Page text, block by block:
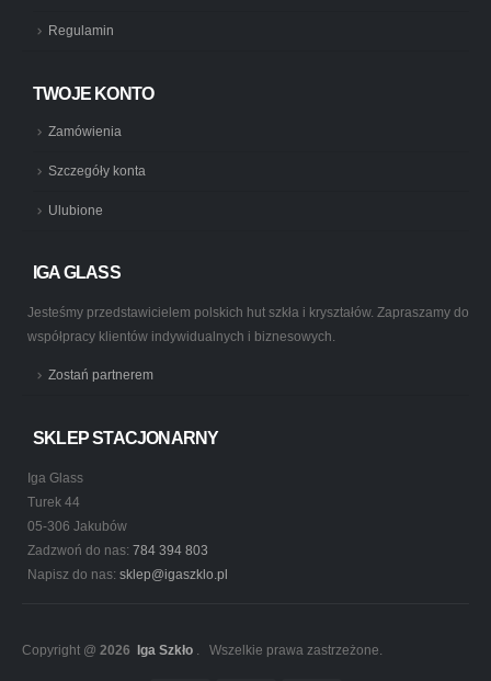
Regulamin
TWOJE KONTO
Zamówienia
Szczegóły konta
Ulubione
IGA GLASS
Jesteśmy przedstawicielem polskich hut szkła i kryształów. Zapraszamy do
współpracy klientów indywidualnych i biznesowych.
Zostań partnerem
SKLEP STACJONARNY
Iga Glass
Turek 44
05-306 Jakubów
Zadzwoń do nas: 784 394 803
Napisz do nas: sklep@igaszklo.pl
Copyright @ 2026 Iga Szkło . Wszelkie prawa zastrzeżone.